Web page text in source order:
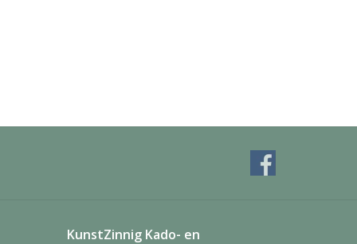
KunstZinnig Kado- en